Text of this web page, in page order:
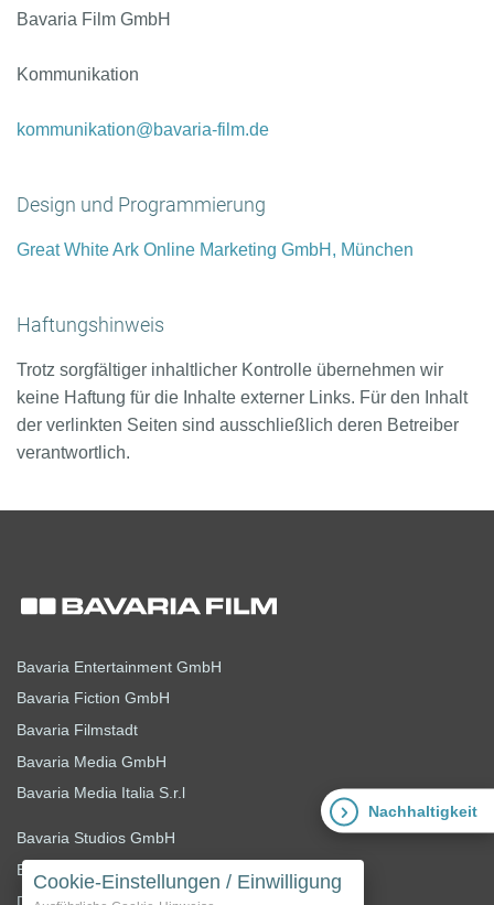
Cookie-Einstellungen / Einwilligung
Bavaria Film GmbH
Kommunikation
kommunikation@bavaria-film.de
Design und Programmierung
Great White Ark Online Marketing GmbH, München
Haftungshinweis
Trotz sorgfältiger inhaltlicher Kontrolle übernehmen wir
keine Haftung für die Inhalte externer Links. Für den Inhalt
der verlinkten Seiten sind ausschließlich deren Betreiber
verantwortlich.
Nachhaltigkeit
Bavaria Entertainment GmbH
Bavaria Fiction GmbH
Bavaria Filmstadt
Bavaria Media GmbH
Bavaria Media Italia S.r.l
Bavaria Studios GmbH
Bavaria Studios Holding GmbH
D-Facto Motion GmbH